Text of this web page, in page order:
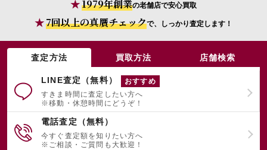
宅配買取を申し込む
1979年創業の老舗店で安心買取
7回以上の真贋チェックで、しっかり査定します！
査定方法 買取方法 店舗検索
LINE査定（無料）
おすすめ
すきま時間に査定したい方へ
※移動・休憩時間にどうぞ！
電話査定（無料）
今すぐ査定額を知りたい方へ
※ご相談・ご質問も大歓迎！